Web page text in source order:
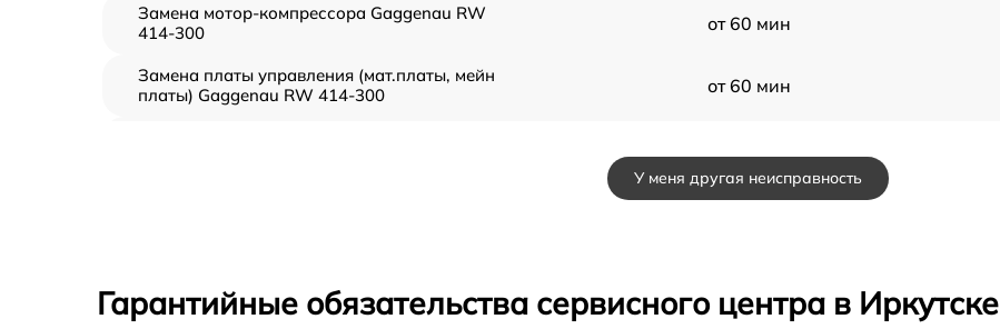
Замена мотор-компрессора Gaggenau RW
414-300
от 60 мин
Замена платы управления (мат.платы, мейн
платы) Gaggenau RW 414-300
от 60 мин
У меня другая неисправность
Гарантийные обязательства сервисного центра в Иркутске